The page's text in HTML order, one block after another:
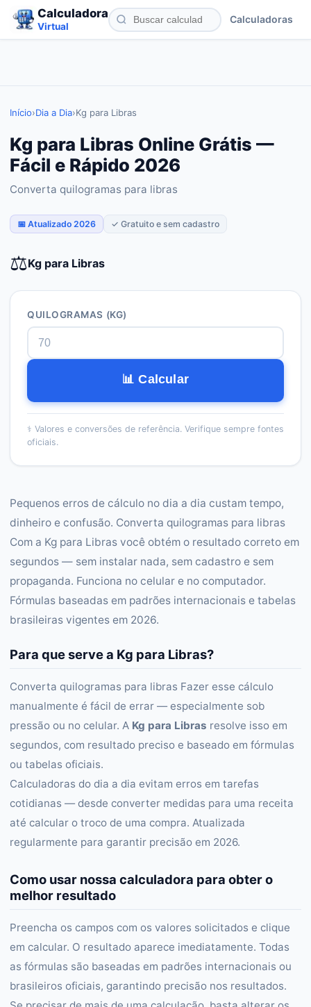
Calculadora
Virtual
Calculadoras
Início›Dia a Dia›Kg para Libras
Kg para Libras Online Grátis —
Fácil e Rápido 2026
Converta quilogramas para libras
📅 Atualizado 2026 ✓ Gratuito e sem cadastro
⚖️Kg para Libras
QUILOGRAMAS (KG)
📊 Calcular
⚕️ Valores e conversões de referência. Verifique sempre fontes
oficiais.
Pequenos erros de cálculo no dia a dia custam tempo,
dinheiro e confusão. Converta quilogramas para libras
Com a Kg para Libras você obtém o resultado correto em
segundos — sem instalar nada, sem cadastro e sem
propaganda. Funciona no celular e no computador.
Fórmulas baseadas em padrões internacionais e tabelas
brasileiras vigentes em 2026.
Para que serve a Kg para Libras?
Converta quilogramas para libras Fazer esse cálculo
manualmente é fácil de errar — especialmente sob
pressão ou no celular. A Kg para Libras resolve isso em
segundos, com resultado preciso e baseado em fórmulas
ou tabelas oficiais.
Calculadoras do dia a dia evitam erros em tarefas
cotidianas — desde converter medidas para uma receita
até calcular o troco de uma compra. Atualizada
regularmente para garantir precisão em 2026.
Como usar nossa calculadora para obter o
melhor resultado
Preencha os campos com os valores solicitados e clique
em calcular. O resultado aparece imediatamente. Todas
as fórmulas são baseadas em padrões internacionais ou
brasileiros oficiais, garantindo precisão nos resultados.